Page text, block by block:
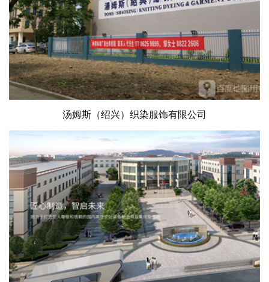
汤姆斯（绍兴）织染服饰有限公司